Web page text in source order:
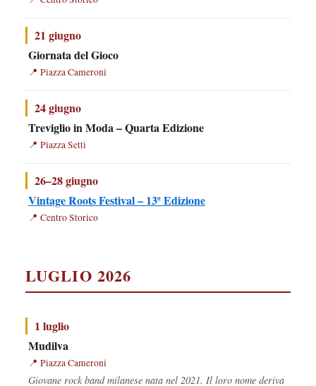
21 giugno
Giornata del Gioco
Piazza Cameroni
24 giugno
Treviglio in Moda – Quarta Edizione
Piazza Setti
26–28 giugno
Vintage Roots Festival – 13ª Edizione
Centro Storico
LUGLIO 2026
1 luglio
Mudilva
Piazza Cameroni
Giovane rock band milanese nata nel 2021. Il loro nome deriva